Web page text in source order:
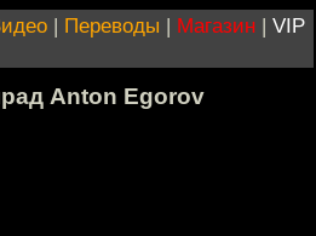
| Переводы | Магазин | VIP
Anton Egorov